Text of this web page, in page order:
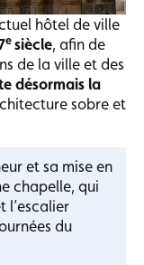
hôtel de ville
e siècle, afin de
de la ville et des
désormais la
sobre et
et sa mise en
chapelle, qui
l’escalier
du